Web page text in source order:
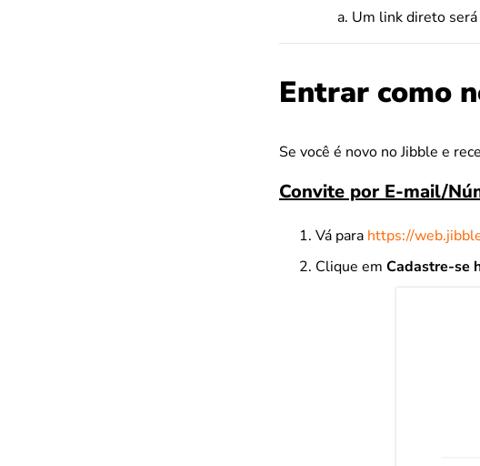
Um link direto será
Entrar como
Se você é novo no Jibble e
Convite por E-mail/
Vá para https://
Clique em Cadastre-se